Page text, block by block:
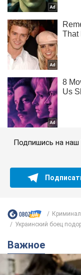
Подпишись на наш
Украинский боец
Важное